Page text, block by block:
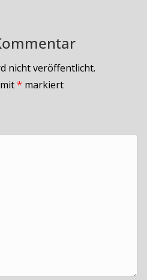
nicht veröffentlicht.
* markiert